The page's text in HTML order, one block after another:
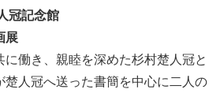
冠記念館
展
働き、親睦を深めた杉村楚人冠と
楚人冠へ送った書簡を中心に二人の